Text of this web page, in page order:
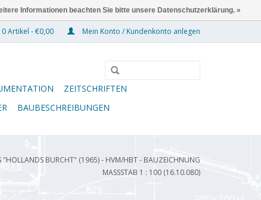
0 Artikel - €0,00 Mein Konto / Kundenkonto anlegen
ZEITSCHRIFTEN
BAUBESCHREIBUNGEN
"HOLLANDS BURCHT" (1965) - HVM/HBT - BAUZEICHNUNG
MASSSTAB 1 : 100 (16.10.080)
Informationen beachten Sie bitte unsere Datenschutzerklärung. »